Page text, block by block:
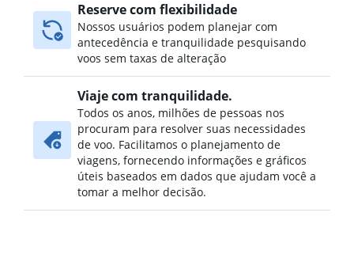
Reserve com flexibilidade
Nossos usuários podem planejar com
antecedência e tranquilidade pesquisando
voos sem taxas de alteração
Viaje com tranquilidade.
Todos os anos, milhões de pessoas nos
procuram para resolver suas necessidades
de voo. Facilitamos o planejamento de
viagens, fornecendo informações e gráficos
úteis baseados em dados que ajudam você a
tomar a melhor decisão.